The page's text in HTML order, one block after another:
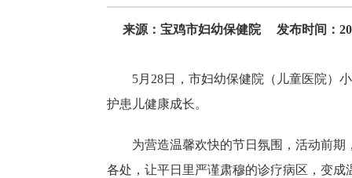
来源：宝鸡市妇幼保健院 发布时间：
5月28日，市妇幼保健院（儿童医院）
护患儿健康成长。
为营造温馨欢快的节日氛围，活动前
各处，让平日里严谨肃穆的诊疗病区，变